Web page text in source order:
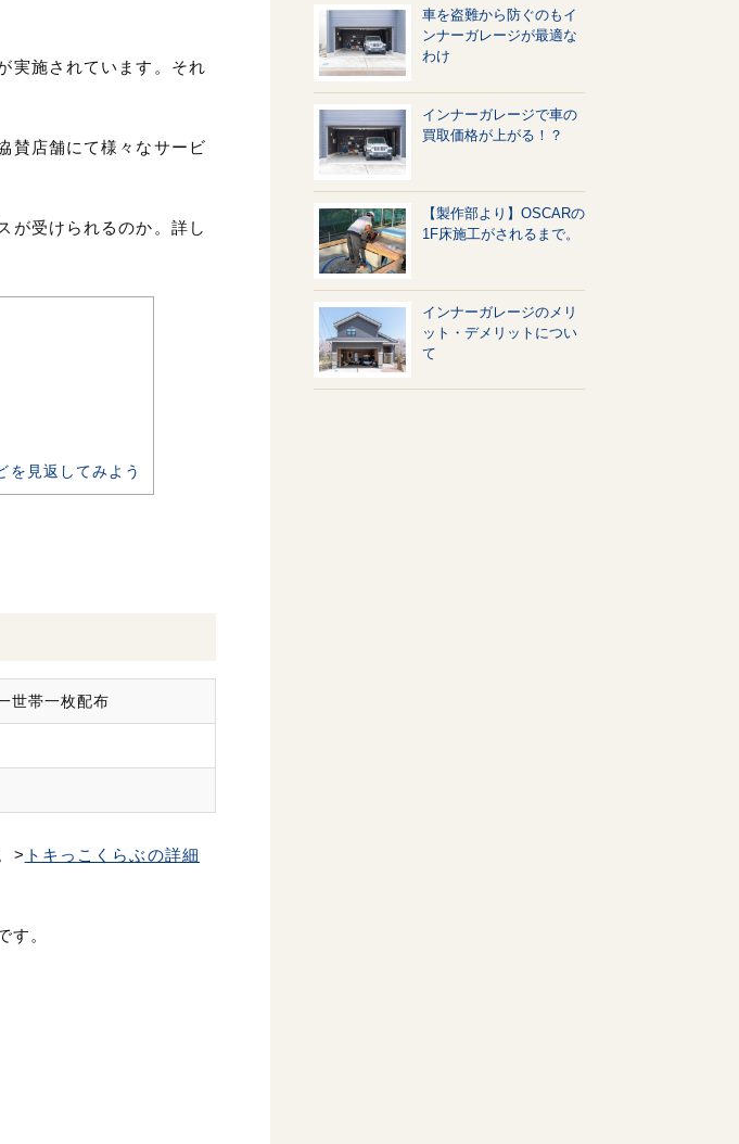
実施されています。それ
賛店舗にて様々なサービ
が受けられるのか。詳し
を見返してみよう
世帯一枚配布
> トキっこくらぶの詳細
す。
車を盗難から防ぐのもイ
ンナーガレージが最適な
わけ
インナーガレージで車の
買取価格が上がる！？
【製作部より】OSCARの
1F床施工がされるまで。
インナーガレージのメリ
ット・デメリットについ
て